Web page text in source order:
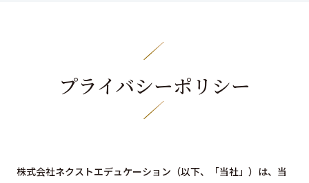
プライバシーポリシー
株式会社ネクストエデュケーション（以下、「当社」）は、当